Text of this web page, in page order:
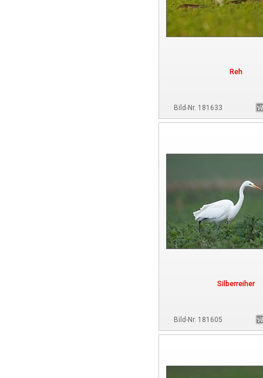
Reh
Bild-Nr. 181633
Silberreiher
Bild-Nr. 181605